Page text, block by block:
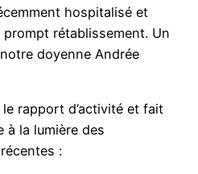
hospitalisé et
rétablissement. Un
doyenne Andrée
rapport d’activité et fait
à la lumière des
: